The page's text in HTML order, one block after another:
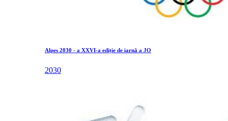
Alpes 2030 - a XXVI-a ediție de iarnă a JO
2030